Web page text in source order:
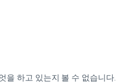
을 하고 있는지 볼 수 없습니다.